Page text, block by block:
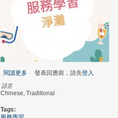
閱讀更多 關於服務學習
發表回應前，請先登入
語言
Chinese, Traditional
Tags: